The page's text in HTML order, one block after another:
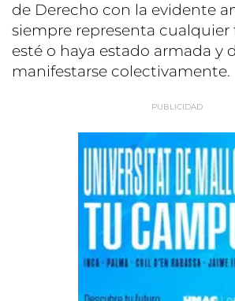
de Derecho con la evidente
siempre representa cualquier
esté o haya estado armada y
manifestarse colectivamente.